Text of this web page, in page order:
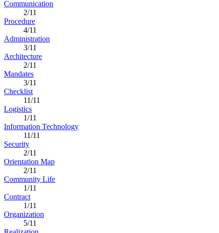
Communication
2/11
Procedure
4/11
Administration
3/11
Architecture
2/11
Mandates
3/11
Checklist
11/11
Logistics
1/11
Information Technology
11/11
Security
2/11
Orientation Map
2/11
Community Life
1/11
Contract
1/11
Organization
5/11